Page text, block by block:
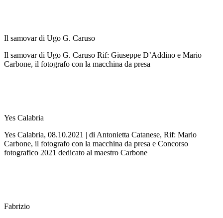
Il samovar di Ugo G. Caruso
Il samovar di Ugo G. Caruso Rif: Giuseppe D’Addino e Mario
Carbone, il fotografo con la macchina da presa
Yes Calabria
Yes Calabria, 08.10.2021 | di Antonietta Catanese, Rif: Mario
Carbone, il fotografo con la macchina da presa e Concorso
fotografico 2021 dedicato al maestro Carbone
Fabrizio